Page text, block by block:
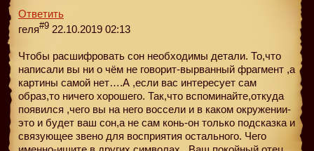
Ответить
геля#9 22.10.2019 02:13
Чтобы расшифровать сон необходимы детали. То,что
написали вы ни о чём не говорит-вырванный фрагмент ,а
картины самой нет….А ,если вас интересует сам
образ,то ничего хорошего. Так,что вспоминайте,откуда
появился ,чего вы на него воссели и в каком окружении-
это и будет ваш сон,а не сам конь-он только подсказка и
связующее звено для восприятия остального. Чего